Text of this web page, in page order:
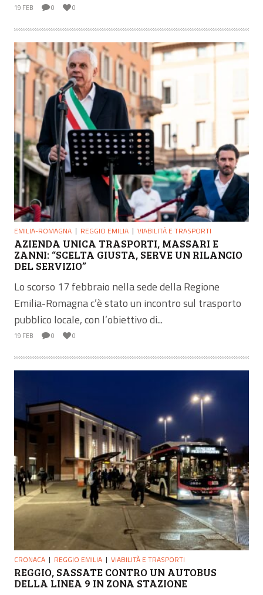
19 FEB 0 0
EMILIA-ROMAGNA REGGIO EMILIA VIABILITÀ E TRASPORTI
AZIENDA UNICA TRASPORTI, MASSARI E
ZANNI: “SCELTA GIUSTA, SERVE UN RILANCIO
DEL SERVIZIO”
Lo scorso 17 febbraio nella sede della Regione
Emilia-Romagna c’è stato un incontro sul trasporto
pubblico locale, con l’obiettivo di...
19 FEB 0 0
CRONACA REGGIO EMILIA VIABILITÀ E TRASPORTI
REGGIO, SASSATE CONTRO UN AUTOBUS
DELLA LINEA 9 IN ZONA STAZIONE